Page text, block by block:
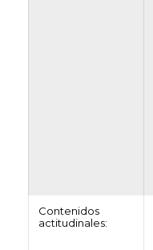
Contenidos
actitudinales: